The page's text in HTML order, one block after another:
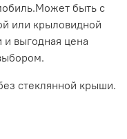
Может быть с
или крыловидной
и выгодная цена
стеклянной крыши.